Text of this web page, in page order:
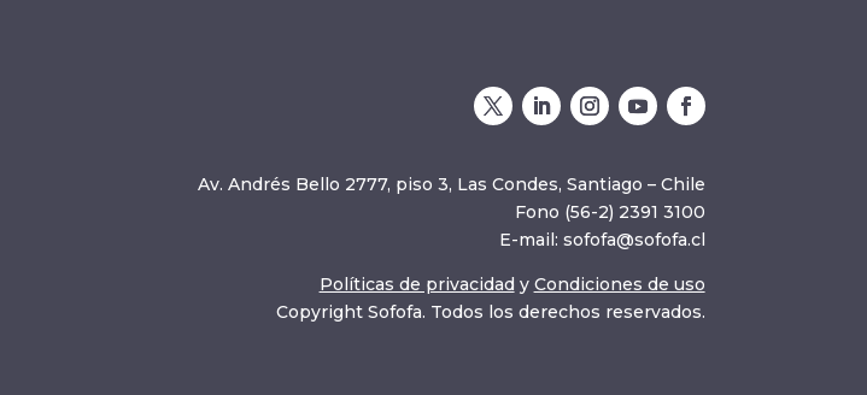
Av. Andrés Bello 2777, piso 3, Las Condes, Santiago – Chile
Fono (56-2) 2391 3100
E-mail: sofofa@sofofa.cl
Políticas de privacidad y Condiciones de uso
Copyright Sofofa. Todos los derechos reservados.